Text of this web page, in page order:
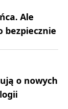
Ale
bezpiecznie
o nowych